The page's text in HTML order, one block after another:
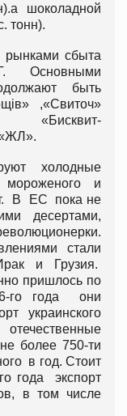
шоколадной
тонн).
сбыта
Основными
быть
,«Свиточ»
«Бисквит-
холодные
мороженого и
В ЕС пока не
десертами,
стали
и Грузия.
пришлось по
го года они
украинского
более 750-ти
в год. Стоит
года экспорт
в том числе